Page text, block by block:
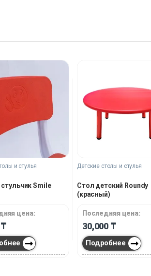
и стулья
Smile
цена:
₸
Детские столы и стулья
Стол детский Roundy
(красный)
Последняя цена:
30,000 ₸
Подробнее